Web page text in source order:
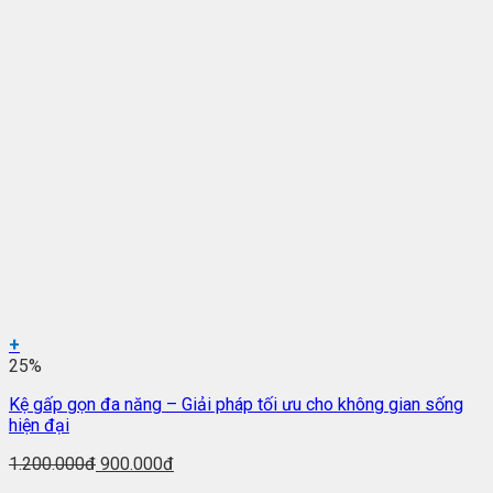
+
25%
Kệ gấp gọn đa năng – Giải pháp tối ưu cho không gian sống
hiện đại
1.200.000đ 900.000đ